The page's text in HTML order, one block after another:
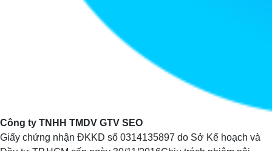
Công ty TNHH TMDV GTV SEO
Giấy chứng nhận ĐKKD số 0314135897 do Sở Kế hoạch và